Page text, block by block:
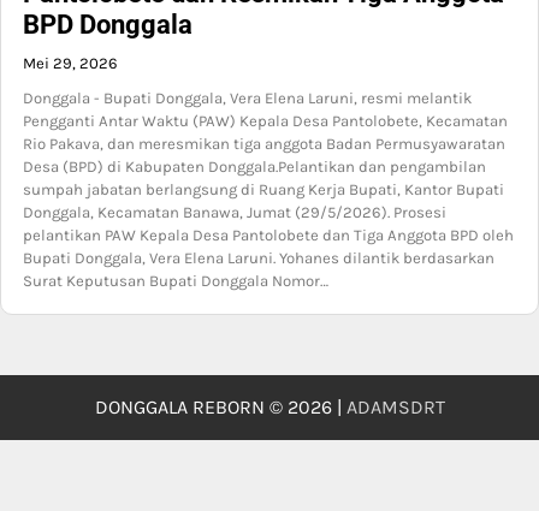
BPD Donggala
Mei 29, 2026
Donggala - Bupati Donggala, Vera Elena Laruni, resmi melantik
Pengganti Antar Waktu (PAW) Kepala Desa Pantolobete, Kecamatan
Rio Pakava, dan meresmikan tiga anggota Badan Permusyawaratan
Desa (BPD) di Kabupaten Donggala.Pelantikan dan pengambilan
sumpah jabatan berlangsung di Ruang Kerja Bupati, Kantor Bupati
Donggala, Kecamatan Banawa, Jumat (29/5/2026). Prosesi
pelantikan PAW Kepala Desa Pantolobete dan Tiga Anggota BPD oleh
Bupati Donggala, Vera Elena Laruni. Yohanes dilantik berdasarkan
Surat Keputusan Bupati Donggala Nomor…
DONGGALA REBORN © 2026 | ADAMSDRT